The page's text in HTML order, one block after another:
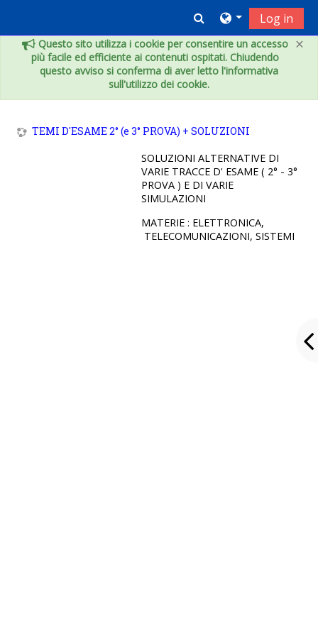
×
Questo sito utilizza i cookie per consentire un accesso
più facile ed efficiente ai contenuti ospitati. Chiudendo
questo avviso si conferma di aver letto l'informativa
sull'utilizzo dei cookie.
Toggle search
Log in
TEMI D'ESAME 2° (e 3° PROVA) + SOLUZIONI
SOLUZIONI ALTERNATIVE DI
VARIE TRACCE D' ESAME ( 2° - 3°
PROVA ) E DI VARIE
SIMULAZIONI
MATERIE : ELETTRONICA,
TELECOMUNICAZIONI, SISTEMI